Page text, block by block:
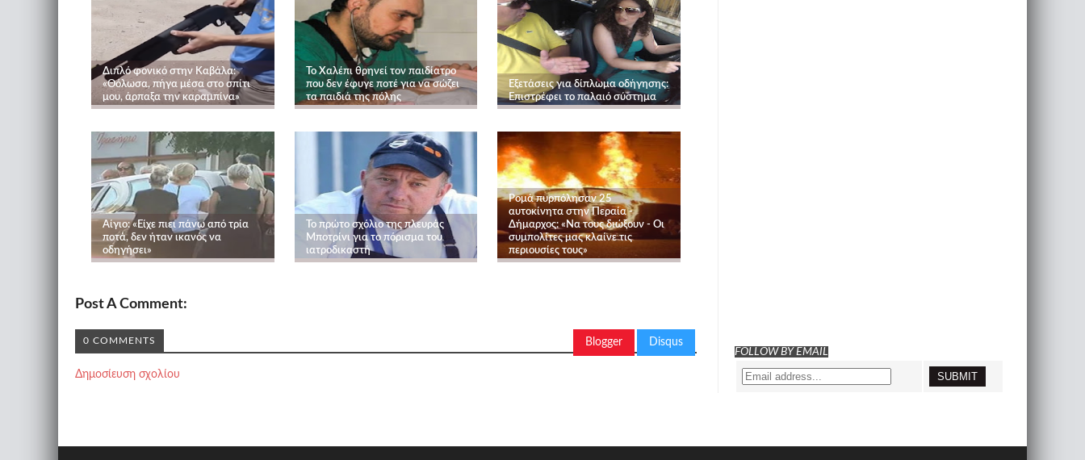
Διπλό φονικό στην Καβάλα:
«Θόλωσα, πήγα μέσα στο σπίτι
μου, άρπαξα την καραμπίνα»
Το Χαλέπι θρηνεί τον παιδίατρο
που δεν έφυγε ποτέ για να σώζει
τα παιδιά της πόλης
Εξετάσεις για δίπλωμα οδήγησης:
Επιστρέφει το παλαιό σύστημα
Αίγιο: «Είχε πιει πάνω από τρία
ποτά, δεν ήταν ικανός να
οδηγήσει»
Το πρώτο σχόλιο της πλευράς
Μποτρίνι για το πόρισμα του
ιατροδικαστή
Ρομά πυρπόλησαν 25
αυτοκίνητα στην Περαία -
Δήμαρχος: «Να τους διώξουν - Οι
συμπολίτες μας κλαίνε τις
περιουσίες τους»
Post A Comment:
Blogger Disqus
0 COMMENTS
Δημοσίευση σχολίου
FOLLOW BY EMAIL